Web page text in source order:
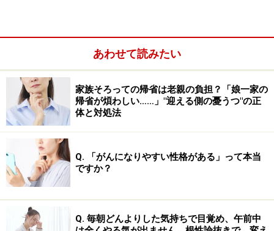
カウンセリングの一手法に、「タイムマシン・クエスチ
あわせて読みたい
家族そろっての帰省は老親の負担？「娘一家の
帰省が煩わしい……」"迎える側の憂うつ"の正
体と対処法
Q. 「がんになりやすい性格がある」って本当
ですか？
Q. 毎朝どんよりした気持ちで目覚め、午前中